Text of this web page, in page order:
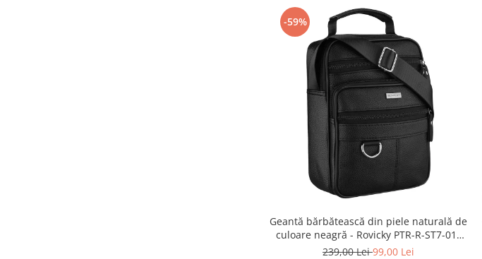
-59%
Geantă bărbătească din piele naturală de
culoare neagră - Rovicky PTR-R-ST7-01-
7571-BLACK
239,00 Lei99,00 Lei